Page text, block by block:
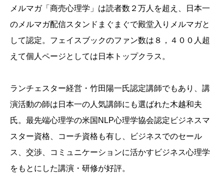
メルマガ「商売心理学」は読者数２万人を超え、日本一
のメルマガ配信スタンドまぐまぐで殿堂入りメルマガと
して認定。フェイスブックのファン数は８，４００人超
えて個人ページとしては日本トップクラス。
ランチェスター経営・竹田陽一氏認定講師でもあり、講
演活動の師は日本一の人気講師にも選ばれた木越和夫
氏。最先端心理学の米国NLP心理学協会認定ビジネスマ
スター資格、コーチ資格も有し、ビジネスでのセール
ス、交渉、コミュニケーションに活かすビジネス心理学
をもとにした講演・研修が好評。